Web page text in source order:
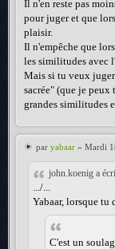
Il n'en reste pas
pour juger et que
plaisir.
Il n'empêche que
les similitudes avec
Mais si tu veux
sacrée" (que je peux
grandes similitudes
par yabaar » Mardi
john.koenig a
.../...
Yabaar, lorsque tu
C'est un